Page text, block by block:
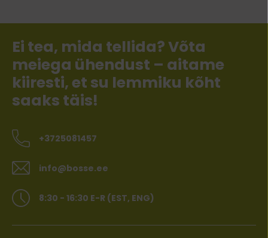
Ei tea, mida tellida? Võta
meiega ühendust – aitame
kiiresti, et su lemmiku kõht
saaks täis!
+3725081457
info@bosse.ee
8:30 - 16:30 E-R (EST, ENG)